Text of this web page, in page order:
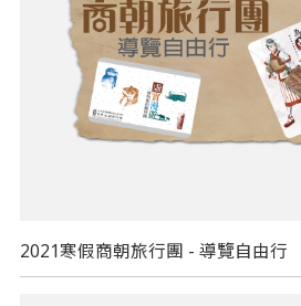
2021寒假商朝旅行團 - 導覽自由行